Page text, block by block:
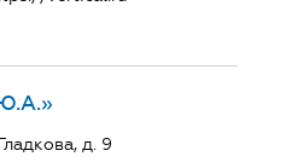
д. 9